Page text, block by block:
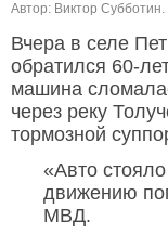
Автор: Виктор Субботин.
Вчера в селе
обратился 60-
машина
через реку
тормозной
«Авто
движению
МВД.